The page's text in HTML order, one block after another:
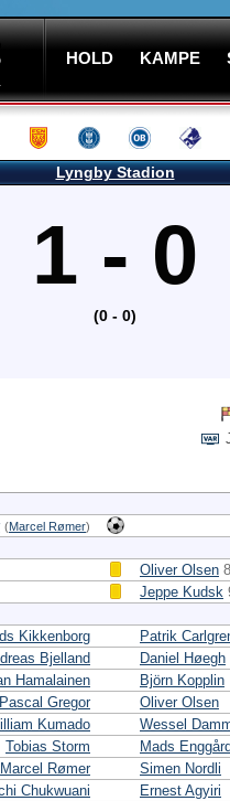
HOLD KAMPE
Lyngby Stadion
1 - 0
(0 - 0)
(Marcel Rømer)
Oliver Olsen
Jeppe Kudsk
Kikkenborg
Patrik
Bjelland
Daniel Høegh
Hamalainen
Björn Kopplin
Pascal Gregor
Oliver Olsen
Kumado
Wessel
Tobias Storm
Mads
Marcel Rømer
Simen Nordli
Chukwuani
Ernest Agyiri